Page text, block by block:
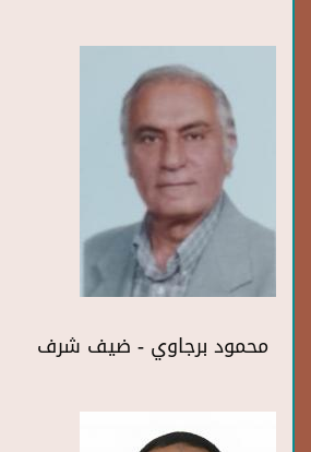
محمود برجاوي - ضيف شرف